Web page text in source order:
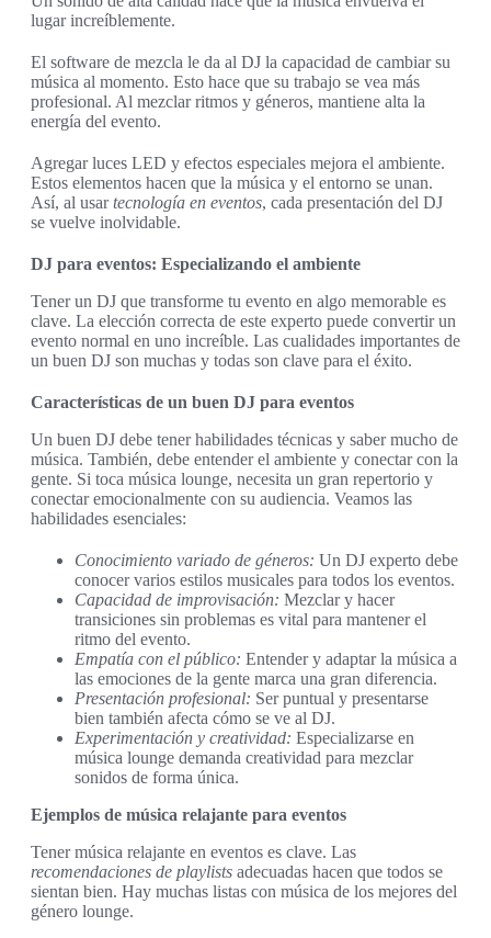
lugar increíblemente.
El software de mezcla le da al DJ la capacidad de cambiar su
música al momento. Esto hace que su trabajo se vea más
profesional. Al mezclar ritmos y géneros, mantiene alta la
energía del evento.
Agregar luces LED y efectos especiales mejora el ambiente.
Estos elementos hacen que la música y el entorno se unan.
Así, al usartecnología en eventos, cada presentación del DJ
se vuelve inolvidable.
DJ para eventos: Especializando el ambiente
Tener un DJ que transforme tu evento en algo memorable es
clave. La elección correcta de este experto puede convertir un
evento normal en uno increíble. Las cualidades importantes de
un buen DJ son muchas y todas son clave para el éxito.
Características de un buen DJ para eventos
Un buen DJ debe tener habilidades técnicas y saber mucho de
música. También, debe entender el ambiente y conectar con la
gente. Si toca música lounge, necesita un gran repertorio y
conectar emocionalmente con su audiencia. Veamos las
habilidades esenciales:
Conocimiento variado de géneros: Un DJ experto debe
conocer varios estilos musicales para todos los eventos.
Capacidad de improvisación: Mezclar y hacer
transiciones sin problemas es vital para mantener el
ritmo del evento.
Empatía con el público: Entender y adaptar la música a
las emociones de la gente marca una gran diferencia.
Presentación profesional: Ser puntual y presentarse
bien también afecta cómo se ve al DJ.
Experimentación y creatividad: Especializarse en
música lounge demanda creatividad para mezclar
sonidos de forma única.
Ejemplos de música relajante para eventos
Tener música relajante en eventos es clave. Las
recomendaciones de playlists adecuadas hacen que todos se
sientan bien. Hay muchas listas con música de los mejores del
género lounge.